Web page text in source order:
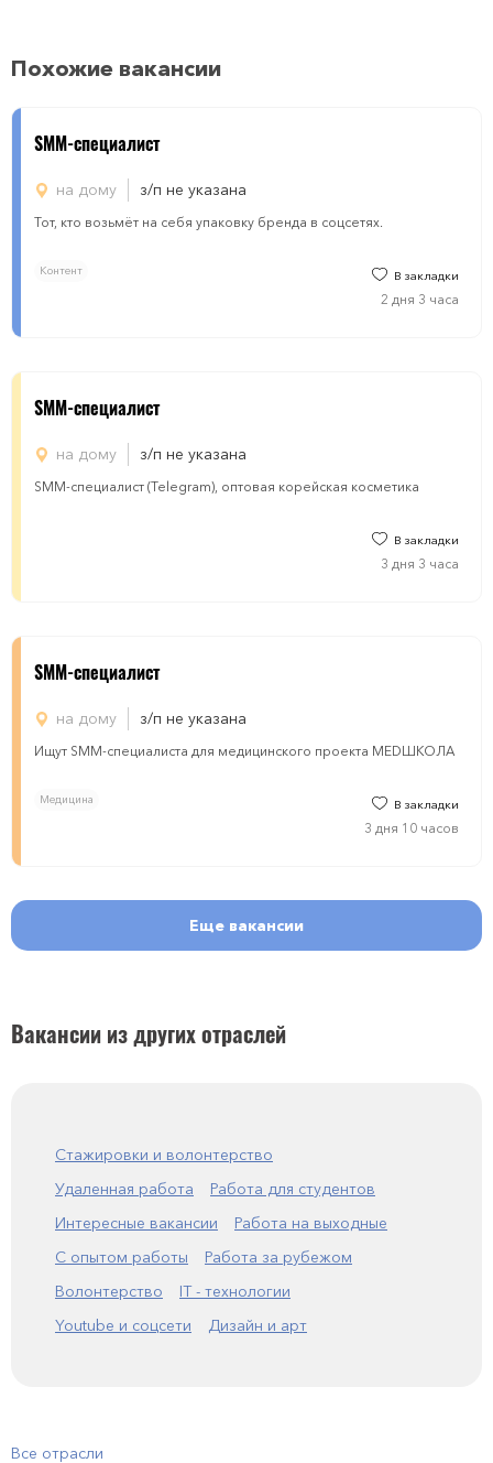
Похожие вакансии
SMM-специалист
на дому з/п не указана
Тот, кто возьмёт на себя упаковку бренда в соцсетях.
Контент В закладки
2 дня 3 часа
SMM-специалист
на дому з/п не указана
SMM-специалист (Telegram), оптовая корейская косметика
В закладки
3 дня 3 часа
SMM-специалист
на дому з/п не указана
Ищут SMM-специалиста для медицинского проекта MEDШКОЛА
Медицина В закладки
3 дня 10 часов
Еще вакансии
Вакансии из других отраслей
Стажировки и волонтерство
Удаленная работа
Работа для студентов
Интересные вакансии
Работа на выходные
С опытом работы
Работа за рубежом
Волонтерство
IT - технологии
Youtube и соцсети
Дизайн и арт
Все отрасли